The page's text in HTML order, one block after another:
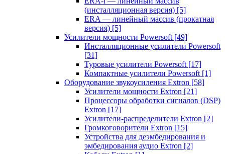
(инсталляционная версия) [5]
ERA — линейный массив (прокатная
версия) [5]
Усилители мощности Powersoft [49]
Инсталляционные усилители Powersoft
[31]
Туровые усилители Powersoft [17]
Компактные усилители Powersoft [1]
Оборудование звукоусиления Extron [58]
Усилители мощности Extron [21]
Процессоры обработки сигналов (DSP)
Extron [17]
Усилители-распределители Extron [2]
Громкоговорители Extron [15]
Устройства для деэмбедирования и
эмбедирования аудио Extron [2]